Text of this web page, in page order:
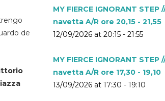
de
MY FIERCE IGNORANT
navetta A/R ore 20,15 - 21,55
12/09/2026 at 20:15 - 21:55
MY FIERCE IGNORANT
navetta A/R ore 17,30 - 19,10
13/09/2026 at 17:30 - 19:10